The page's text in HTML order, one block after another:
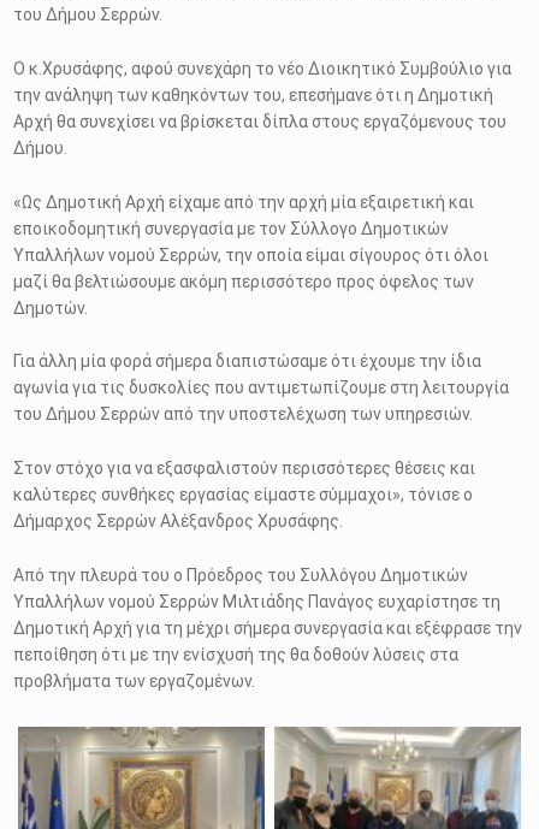
του Δήμου Σερρών.
Ο κ.Χρυσάφης, αφού συνεχάρη το νέο Διοικητικό Συμβούλιο για
την ανάληψη των καθηκόντων του, επεσήμανε ότι η Δημοτική
Αρχή θα συνεχίσει να βρίσκεται δίπλα στους εργαζόμενους του
Δήμου.
«Ως Δημοτική Αρχή είχαμε από την αρχή μία εξαιρετική και
εποικοδομητική συνεργασία με τον Σύλλογο Δημοτικών
Υπαλλήλων νομού Σερρών, την οποία είμαι σίγουρος ότι όλοι
μαζί θα βελτιώσουμε ακόμη περισσότερο προς όφελος των
Δημοτών.
Για άλλη μία φορά σήμερα διαπιστώσαμε ότι έχουμε την ίδια
αγωνία για τις δυσκολίες που αντιμετωπίζουμε στη λειτουργία
του Δήμου Σερρών από την υποστελέχωση των υπηρεσιών.
Στον στόχο για να εξασφαλιστούν περισσότερες θέσεις και
καλύτερες συνθήκες εργασίας είμαστε σύμμαχοι», τόνισε ο
Δήμαρχος Σερρών Αλέξανδρος Χρυσάφης.
Από την πλευρά του ο Πρόεδρος του Συλλόγου Δημοτικών
Υπαλλήλων νομού Σερρών Μιλτιάδης Πανάγος ευχαρίστησε τη
Δημοτική Αρχή για τη μέχρι σήμερα συνεργασία και εξέφρασε την
πεποίθηση ότι με την ενίσχυσή της θα δοθούν λύσεις στα
προβλήματα των εργαζομένων.